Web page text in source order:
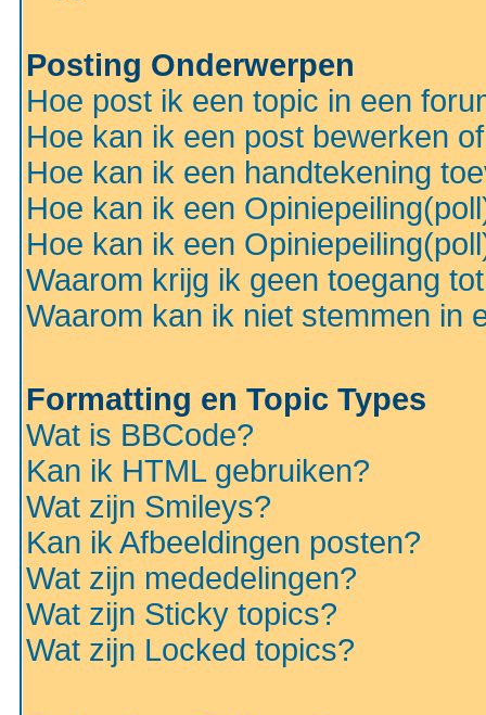
Posting Onderwerpen
Hoe post ik een topic in een
Hoe kan ik een post bewerken
Hoe kan ik een handtekening
Hoe kan ik een
Hoe kan ik een
Waarom krijg ik geen toegang
Waarom kan ik niet stemmen in
Formatting en Topic Types
Wat is BBCode?
Kan ik HTML gebruiken?
Wat zijn Smileys?
Kan ik Afbeeldingen posten?
Wat zijn mededelingen?
Wat zijn Sticky topics?
Wat zijn Locked topics?